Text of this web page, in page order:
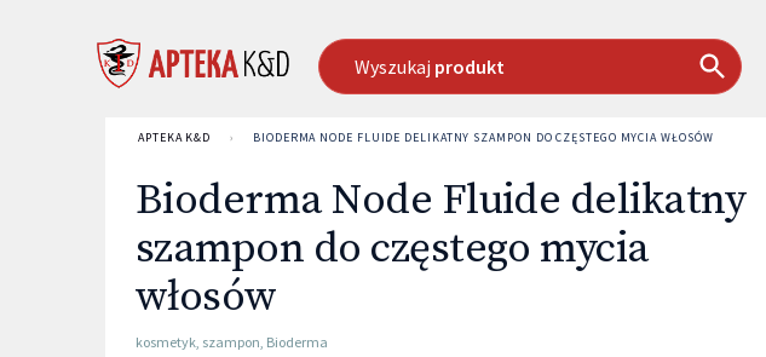
Wyszukaj produkt
APTEKA K&D › BIODERMA NODE FLUIDE DELIKATNY SZAMPON DO CZĘSTEGO MYCIA WŁOSÓW
Bioderma Node Fluide delikatny
szampon do częstego mycia
włosów
kosmetyk, szampon, Bioderma